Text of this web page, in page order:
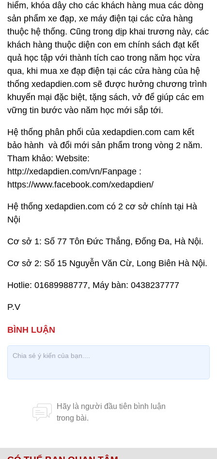
hiểm, khóa dây cho các khách hàng mua các dòng
sản phẩm xe đạp, xe máy điện tại các cửa hàng
thuộc hệ thống. Cũng trong dịp khai trương này, các
khách hàng thuộc diện con em chính sách đạt kết
quả học tập với thành tích cao trong năm học vừa
qua, khi mua xe đạp điện tại các cửa hàng của hệ
thống xedapdien.com sẽ được hưởng chương trình
khuyến mại đặc biệt, tặng sách, vở để giúp các em
vững tin bước vào năm học mới sắp tới.
Hệ thống phân phối của xedapdien.com cam kết
bảo hành và đổi mới sản phẩm trong vòng 2 năm.
Tham khảo: Website:
http://xedapdien.com/vn/Fanpage :
https://www.facebook.com/xedapdien/
Hệ thống xedapdien.com có 2 cơ sở chính tại Hà
Nội
Cơ sở 1: Số 77 Tôn Đức Thắng, Đống Đa, Hà Nội.
Cơ sở 2: Số 15 Nguyễn Văn Cừ, Long Biên Hà Nội.
Hotlie: 01689988777, Máy bàn: 0438237777
P.V